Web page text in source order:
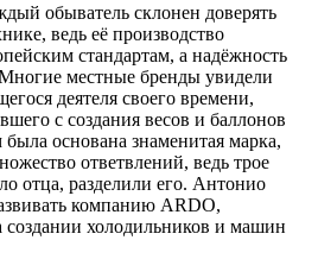
обыватель склонен доверять
ведь её производство
стандартам, а надёжность
местные бренды увидели
деятеля своего времени,
с создания весов и баллонов
основана знаменитая марка,
ответвлений, ведь трое
отца, разделили его. Антонио
компанию ARDO,
холодильников и машин